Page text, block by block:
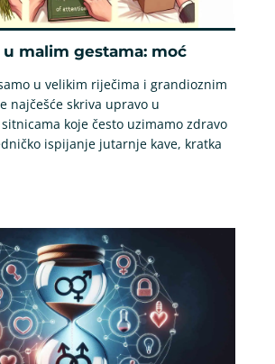
malim gestama: moć
u velikim riječima i grandioznim
najčešće skriva upravo u
koje često uzimamo zdravo
ispijanje jutarnje kave, kratka